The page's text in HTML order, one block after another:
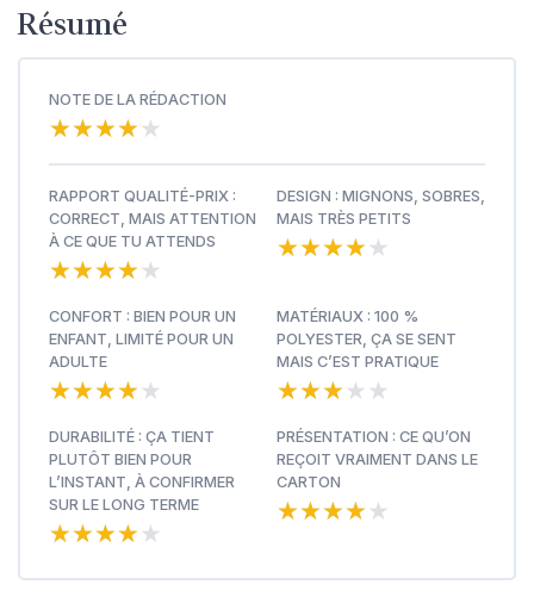
Résumé
NOTE DE LA RÉDACTION
★★★★★
★★★★★
RAPPORT QUALITÉ-PRIX :
CORRECT, MAIS ATTENTION
À CE QUE TU ATTENDS
★★★★★
★★★★★
DESIGN : MIGNONS, SOBRES,
MAIS TRÈS PETITS
★★★★★
★★★★★
CONFORT : BIEN POUR UN
ENFANT, LIMITÉ POUR UN
ADULTE
★★★★★
★★★★★
MATÉRIAUX : 100 %
POLYESTER, ÇA SE SENT
MAIS C’EST PRATIQUE
★★★★★
★★★★★
DURABILITÉ : ÇA TIENT
PLUTÔT BIEN POUR
L’INSTANT, À CONFIRMER
SUR LE LONG TERME
★★★★★
★★★★★
PRÉSENTATION : CE QU’ON
REÇOIT VRAIMENT DANS LE
CARTON
★★★★★
★★★★★